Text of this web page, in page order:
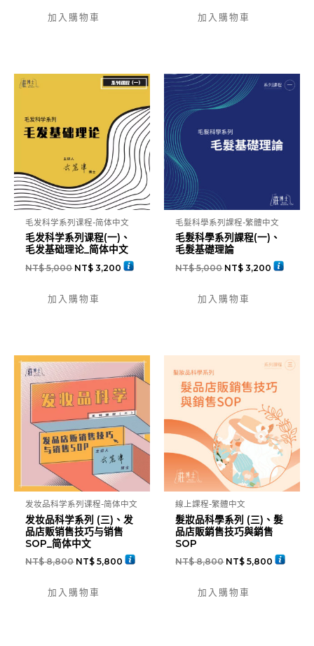
加入購物車 加入購物車
毛发科学系列课程-简体中文
毛发科学系列课程(一)、
毛发基础理论_简体中文
NT$5,000 NT$ 3,200
加入購物車
毛髮科學系列課程-繁體中文
毛髮科學系列課程(一)、
毛髮基礎理論
NT$5,000 NT$ 3,200
加入購物車
发妆品科学系列课程-简体中文
发妆品科学系列 (三)、发
品店贩销售技巧与销售
SOP_简体中文
NT$8,800 NT$ 5,800
加入購物車
線上課程-繁體中文
髮妝品科學系列 (三)、髮
品店販銷售技巧與銷售
SOP
NT$8,800 NT$ 5,800
加入購物車